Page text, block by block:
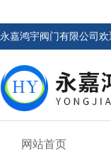
永嘉鸿宇阀门有限公司欢
网站首页